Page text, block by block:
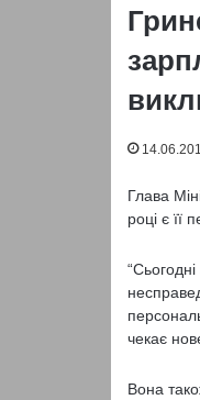
Глава
році є її
чекає
Вона